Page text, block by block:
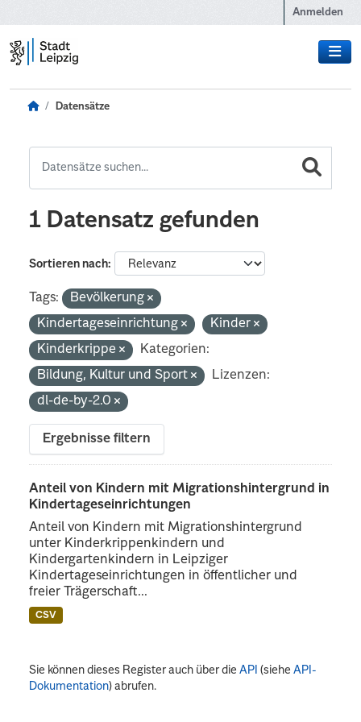
Anmelden
Datensätze
1 Datensatz gefunden
Sortieren nach
Tags:
Bevölkerung
Kindertageseinrichtung
Kinder
Kinderkrippe
Kategorien:
Bildung, Kultur und Sport
Lizenzen:
dl-de-by-2.0
Ergebnisse filtern
Anteil von Kindern mit Migrationshintergrund in
Kindertageseinrichtungen
Anteil von Kindern mit Migrationshintergrund
unter Kinderkrippenkindern und
Kindergartenkindern in Leipziger
Kindertageseinrichtungen in öffentlicher und
freier Trägerschaft...
CSV
Sie können dieses Register auch über dieAPI (sieheAPI-
Dokumentation) abrufen.